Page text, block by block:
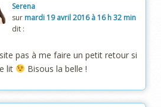
Serena
sur mardi 19 avril 2016 à 16 h 32 min
dit :
pas à me faire un petit retour si
lit
Bisous la belle !